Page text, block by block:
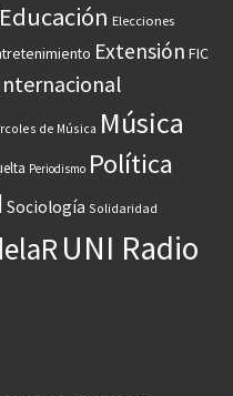
Educación Elecciones
Extensión FIC
de Música Música
Periodismo Política
Sociología Solidaridad
UNI Radio